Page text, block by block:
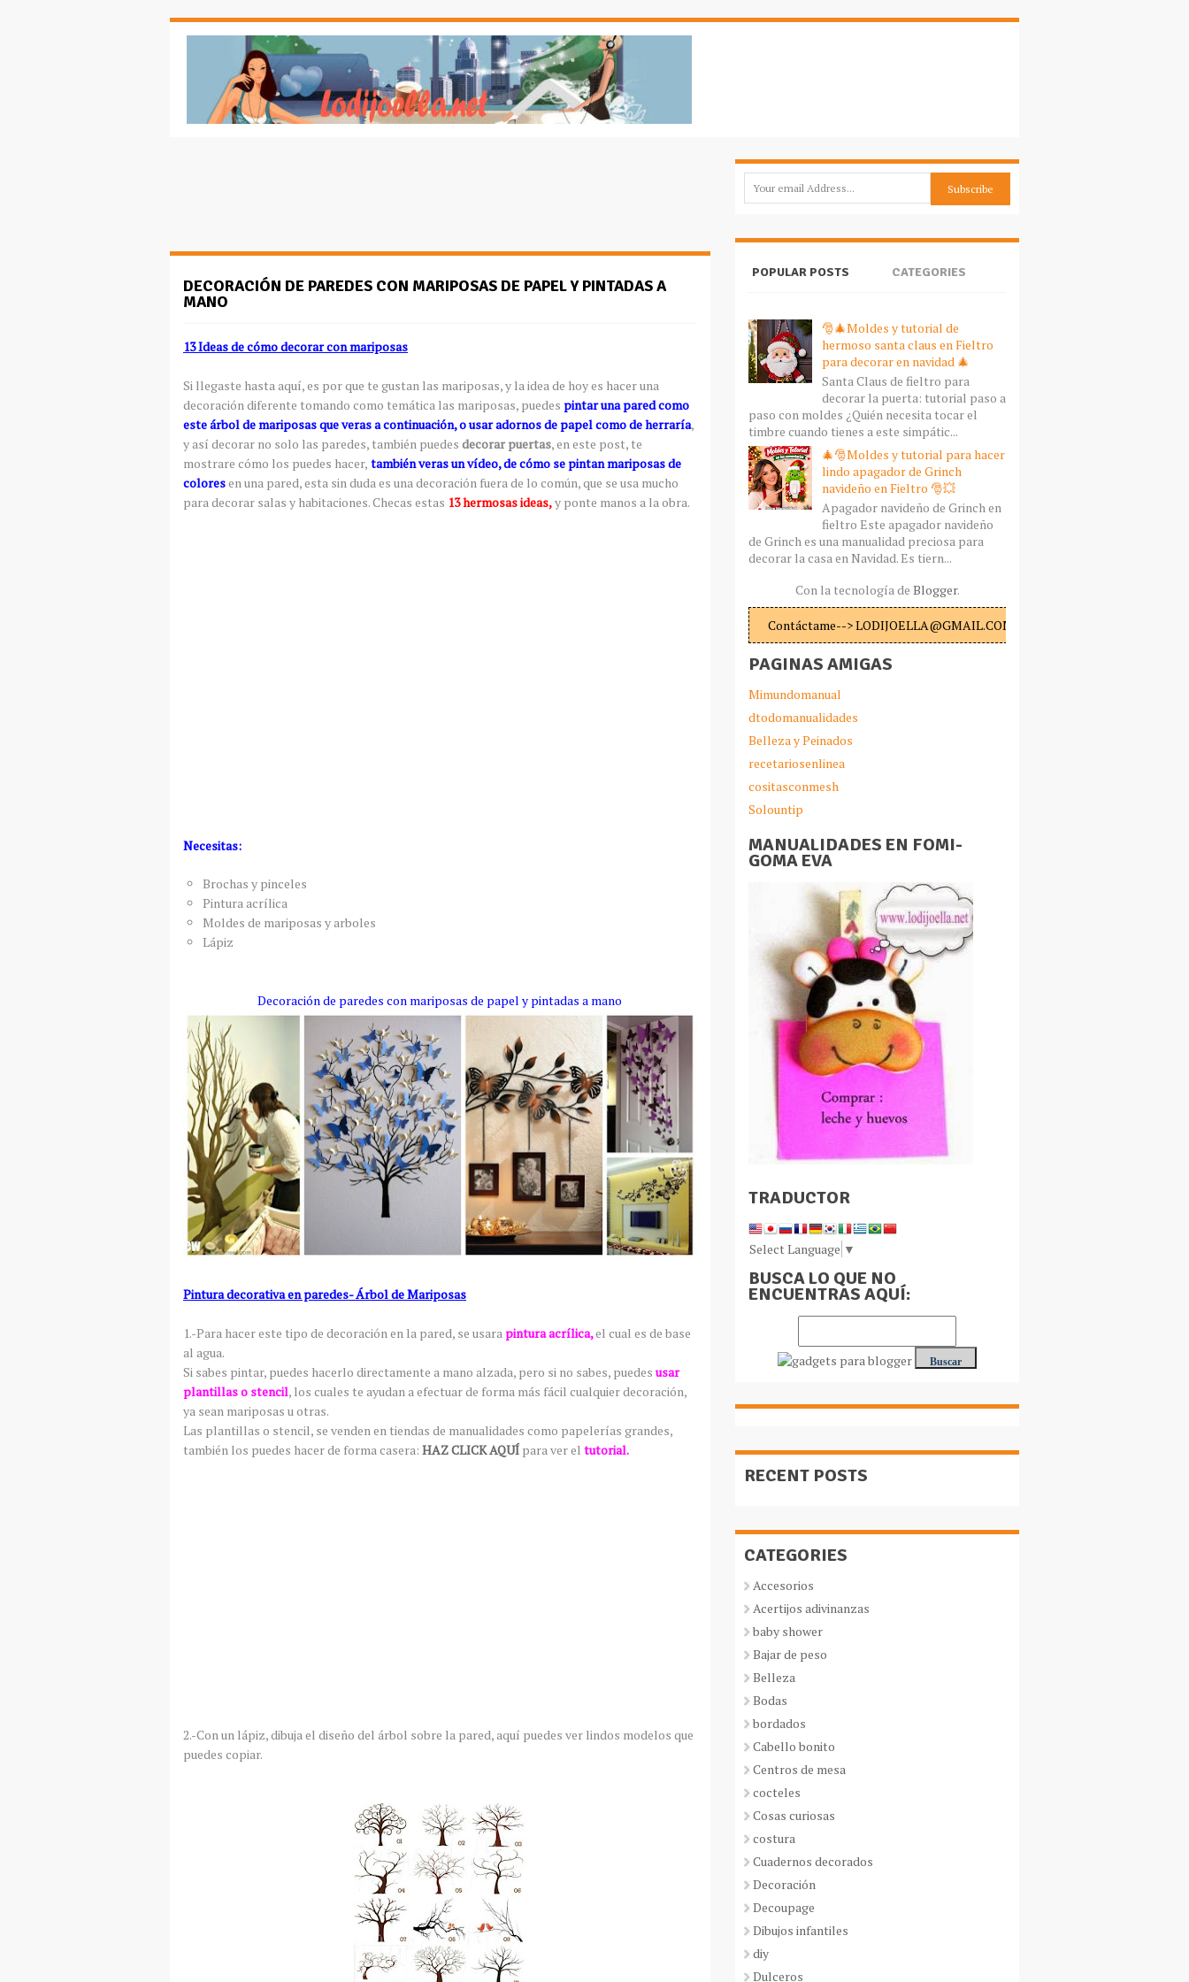
DECORACIÓN DE PAREDES CON MARIPOSAS DE PAPEL Y PINTADAS A
MANO
13 Ideas de cómo decorar con mariposas
Si llegaste hasta aquí, es por que te gustan las mariposas, y la idea de hoy es hacer una
decoración diferente tomando como temática las mariposas, puedes pintar una pared como
este árbol de mariposas que veras a continuación, o usar adornos de papel como de herraría,
y así decorar no solo las paredes, también puedes decorar puertas, en este post, te
mostrare cómo los puedes hacer, también veras un vídeo, de cómo se pintan mariposas de
coloresen una pared, esta sin duda es una decoración fuera de lo común, que se usa mucho
para decorar salas y habitaciones. Checas estas 13 hermosas ideas,y ponte manos a la obra.
Necesitas:
Brochas y pinceles
Pintura acrílica
Moldes de mariposas y arboles
Lápiz
Decoración de paredes con mariposas de papel y pintadas a mano
Pintura decorativa en paredes- Árbol de Mariposas
1.-Para hacer este tipo de decoración en la pared, se usarapintura acrílica,el cual es de base
al agua.
Si sabes pintar, puedes hacerlo directamente a mano alzada, pero si no sabes, puedesusar
plantillas o stencil, los cuales te ayudan a efectuar de forma más fácil cualquier decoración,
ya sean mariposas u otras.
Las plantillas o stencil, se venden en tiendas de manualidades como papelerías grandes,
también los puedes hacer de forma casera: HAZ CLICK AQUÍ para ver el tutorial.
2.-Con un lápiz, dibuja el diseño del árbol sobre la pared, aquí puedes ver lindos modelos que
puedes copiar.
POPULAR POSTS CATEGORIES
🎅🎄Moldes y tutorial de
hermoso santa claus en Fieltro
para decorar en navidad 🎄
Santa Claus de fieltro para
decorar la puerta: tutorial paso a
paso con moldes ¿Quién necesita tocar el
timbre cuando tienes a este simpátic...
🎄🎅Moldes y tutorial para hacer
lindo apagador de Grinch
navideño en Fieltro 🎅💥
Apagador navideño de Grinch en
fieltro Este apagador navideño
de Grinch es una manualidad preciosa para
decorar la casa en Navidad. Es tiern...
Con la tecnología de Blogger.
Contáctame--> LODIJOELLA@GMAIL.COM
PAGINAS AMIGAS
Mimundomanual
dtodomanualidades
Belleza y Peinados
recetariosenlinea
cositasconmesh
Solountip
MANUALIDADES EN FOMI-
GOMA EVA
TRADUCTOR
Select Language ▼
BUSCA LO QUE NO
ENCUENTRAS AQUÍ:
RECENT POSTS
CATEGORIES
Accesorios
Acertijos adivinanzas
baby shower
Bajar de peso
Belleza
Bodas
bordados
Cabello bonito
Centros de mesa
cocteles
Cosas curiosas
costura
Cuadernos decorados
Decoración
Decoupage
Dibujos infantiles
diy
Dulceros